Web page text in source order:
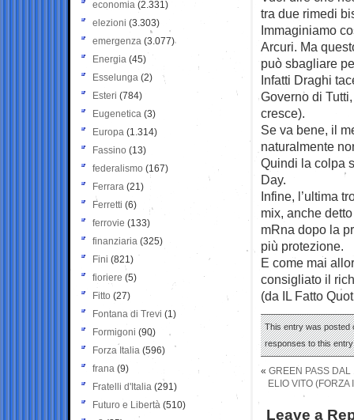
tra due rimedi
Immaginiamo
Arcuri. Ma
può sbagliare
Infatti Draghi
Governo di
cresce).
Se va bene, il
naturalmente
Quindi la colpa
Day.
Infine, l’ultima
mix, anche
mRna dopo la
più protezione.
E come mai
consigliato il
(da IL Fatto
This entry was posted
responses to this
« GREEN PASS DAL
ELIO VITO
Leave a
economia (2.331)
elezioni (3.303)
emergenza (3.077)
Energia (45)
Esselunga (2)
Esteri (784)
Eugenetica (3)
Europa (1.314)
Fassino (13)
federalismo (167)
Ferrara (21)
Ferretti (6)
ferrovie (133)
finanziaria (325)
Fini (821)
fioriere (5)
Fitto (27)
Fontana di Trevi (1)
Formigoni (90)
Forza Italia (596)
frana (9)
Fratelli d'Italia (291)
Futuro e Libertà (510)